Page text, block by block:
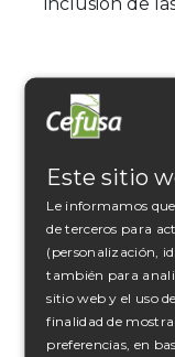
Este sitio
Le informamos
de terceros para
(personalización,
también para
sitio web y el uso
finalidad de
preferencias, en